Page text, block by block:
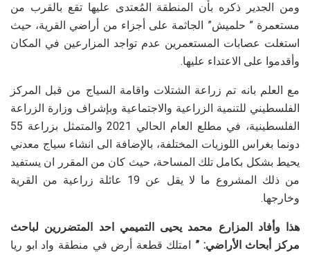
ومن الجدير ذكره بأن المنطقة المُعتدى عليها تقع بالقرب من
مستعمرة ” حلميش” الجاثمة على أجزاء من أراضي القرية، حيث
استغلت عصابات المستعمرين عدم تواجد المزارعين في المكان
وأقدموا على الاعتداء عليها.
مع العلم بانه تم زراعة الشتلات واقامة السياج من قبل المركز
الفلسطيني للتنمية الزراعية والاجتماعية وبإشراف وزارة الزراعة
الفلسطينية، في مطلع العام الحالي 2021 والمتمثل بزراعة 55
دونما بغراس اللوزيات المختلفة، بالإضافة الى انشاء سياج معدني
يحيط بشكل بكامل تلك المساحة، حيث كان من المقرر ان يستفيد
من ذلك المشروع ما لا يقل عن 19 عائلة زراعية من القرية
وخارجها.
هذا وأفاد المزارع محمد يحيى التميمي احد المتضررين لباحث
مركز أبحاث الأراضي: ”
امتلك قطعة أرض في منطقة واد ابو ريا